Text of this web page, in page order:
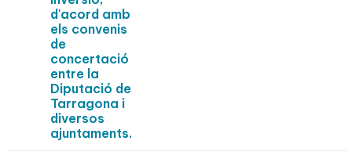
d'acord amb
els convenis
de
concertació
entre la
Diputació de
Tarragona i
diversos
ajuntaments.